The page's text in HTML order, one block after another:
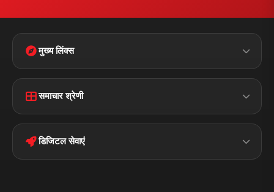
मुख्य लिंक्स
Disclaimer
Terms &
Privacy Policy
समाचार श्रेणी
पॉलिटिकल झारखण्ड
डिजिटल सेवाएं